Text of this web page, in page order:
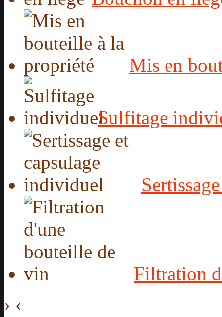
Mis en
Sulfitage
Filtration
› ‹